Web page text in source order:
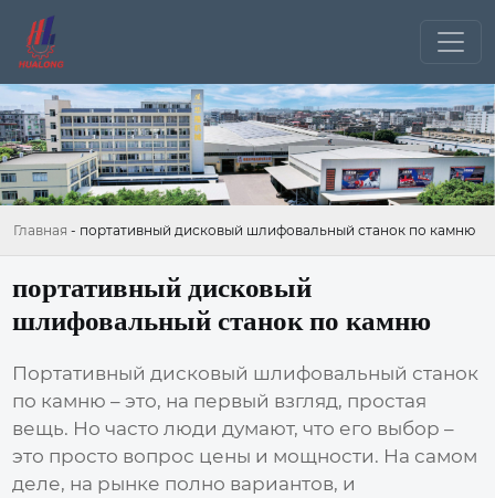
Главная - портативный дисковый шлифовальный станок по камню
портативный дисковый
шлифовальный станок по камню
Портативный дисковый шлифовальный станок
по камню – это, на первый взгляд, простая
вещь. Но часто люди думают, что его выбор –
это просто вопрос цены и мощности. На самом
деле, на рынке полно вариантов, и